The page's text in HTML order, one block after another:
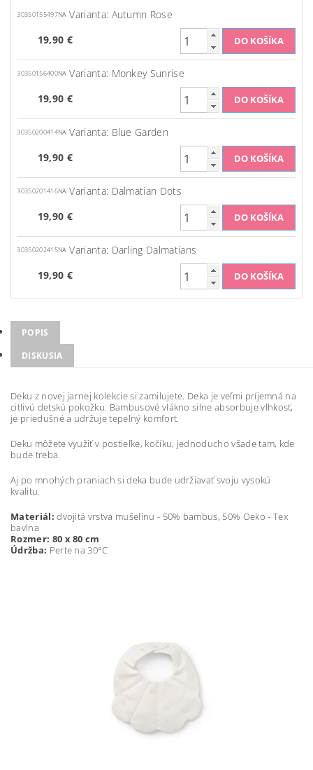
30350155497NA Varianta: Autumn Rose
19,90 €
30350156400NA Varianta: Monkey Sunrise
19,90 €
30350200414NA Varianta: Blue Garden
19,90 €
30350201416NA Varianta: Dalmatian Dots
19,90 €
30350202415NA Varianta: Darling Dalmatians
19,90 €
POPIS
DISKUSIA
Deku z novej jarnej kolekcie si zamilujete. Deka je veľmi príjemná na
citlivú detskú pokožku. Bambusové vlákno silne absorbuje vlhkosť,
je priedušné a udržuje tepelný komfort.
Deku môžete využiť v postieľke, kočíku, jednoducho všade tam, kde
bude treba.
Aj po mnohých praniach si deka bude udržiavať svoju vysokú
kvalitu.
Materiál: dvojitá vrstva mušelínu - 50% bambus, 50% Oeko - Tex
bavlna
Rozmer: 80 x 80 cm
Údržba: Perte na 30°C